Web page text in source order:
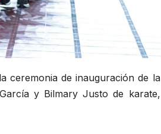
ceremonia de inauguración de la
y Bilmary Justo de karate,